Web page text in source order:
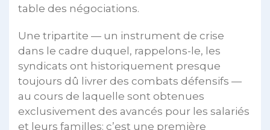
table des négociations.
Une tripartite — un instrument de crise
dans le cadre duquel, rappelons-le, les
syndicats ont historiquement presque
toujours dû livrer des combats défensifs —
au cours de laquelle sont obtenues
exclusivement des avancés pour les salariés
et leurs familles: c’est une première